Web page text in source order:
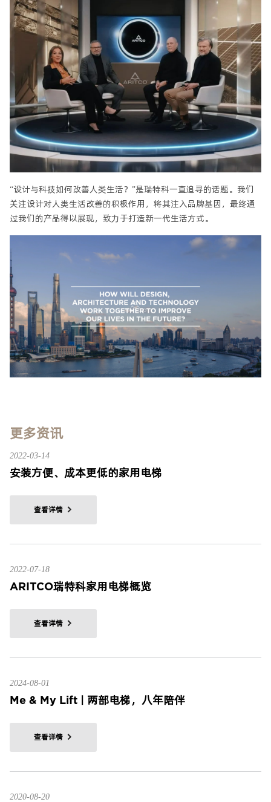
“设计与科技如何改善人类生活？”是瑞特科一直追寻的话题。我们
关注设计对人类生活改善的积极作用，将其注入品牌基因，最终通
过我们的产品得以展现，致力于打造新一代生活方式。
更多资讯
2022-03-14
安装方便、成本更低的家用电梯
查看详情
2022-07-18
ARITCO瑞特科家用电梯概览
查看详情
2024-08-01
Me & My Lift | 两部电梯，八年陪伴
查看详情
2020-08-20